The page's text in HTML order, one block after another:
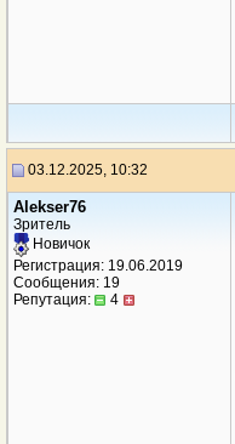
03.12.2025, 10:32
Alekser76
Зритель
Новичок
Регистрация: 19.06.2019
Сообщения: 19
Репутация:
4